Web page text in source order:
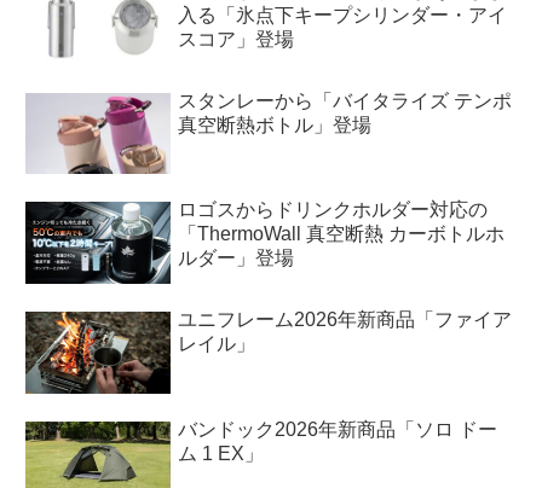
入る「氷点下キープシリンダー・アイ
スコア」登場
スタンレーから「バイタライズ テンポ
真空断熱ボトル」登場
ロゴスからドリンクホルダー対応の
「ThermoWall 真空断熱 カーボトルホ
ルダー」登場
ユニフレーム2026年新商品「ファイア
レイル」
バンドック2026年新商品「ソロ ドー
ム 1 EX」